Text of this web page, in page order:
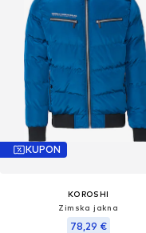
KUPON
KOROSHI
Zimska jakna
78,29 €